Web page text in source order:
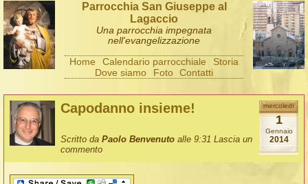
Parrocchia San Giuseppe al
Lagaccio
Una parrocchia impegnata
nell'evangelizzazione
Home Calendario parrocchiale
Storia
Dove siamo
Foto Contatti
mercoledì
1
Gennaio
2014
Capodanno insieme!
Scritto da Paolo Benvenuto alle 9:31 Lascia un
commento